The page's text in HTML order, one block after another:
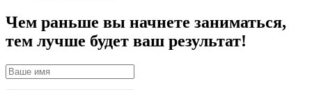
Чем раньше вы начнете заниматься,
тем лучше будет ваш результат!